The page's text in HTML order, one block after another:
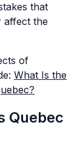
that
affect the
of
What Is the
Quebec